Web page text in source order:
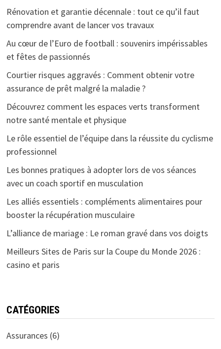
Rénovation et garantie décennale : tout ce qu’il faut
comprendre avant de lancer vos travaux
Au cœur de l’Euro de football : souvenirs impérissables
et fêtes de passionnés
Courtier risques aggravés : Comment obtenir votre
assurance de prêt malgré la maladie ?
Découvrez comment les espaces verts transforment
notre santé mentale et physique
Le rôle essentiel de l’équipe dans la réussite du cyclisme
professionnel
Les bonnes pratiques à adopter lors de vos séances
avec un coach sportif en musculation
Les alliés essentiels : compléments alimentaires pour
booster la récupération musculaire
L’alliance de mariage : Le roman gravé dans vos doigts
Meilleurs Sites de Paris sur la Coupe du Monde 2026 :
casino et paris
CATÉGORIES
Assurances (6)